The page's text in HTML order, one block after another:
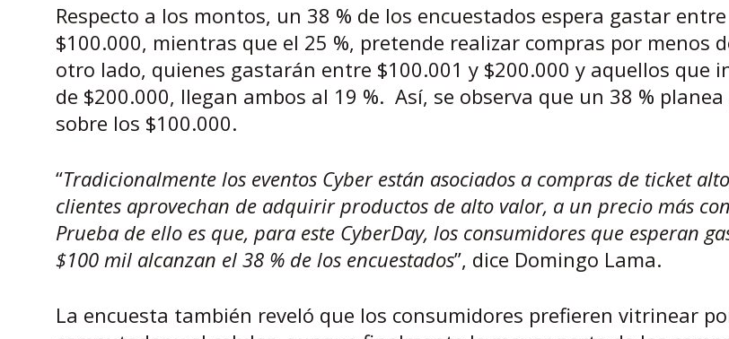
Respecto a los montos, un 38 % de los encuestados espera gastar
$100.000, mientras que el 25 %, pretende realizar compras por menos
otro lado, quienes gastarán entre $100.001 y $200.000 y aquellos que
de $200.000, llegan ambos al 19 %. Así, se observa que un 38 %
sobre los $100.000.
“Tradicionalmente los eventos Cyber están asociados a compras de ticket
clientes aprovechan de adquirir productos de alto valor, a un precio más
Prueba de ello es que, para este CyberDay, los consumidores que esperan
$100 mil alcanzan el 38 % de los encuestados”, dice Domingo Lama.
La encuesta también reveló que los consumidores prefieren vitrinear